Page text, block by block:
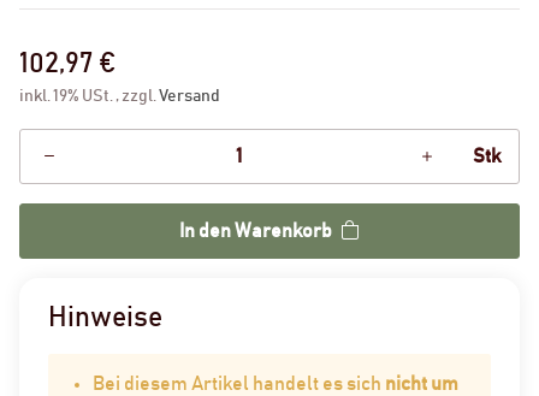
102,97 €
inkl. 19% USt. , zzgl.Versand
Stk
In den Warenkorb
Hinweise
Bei diesem Artikel handelt es sich nicht um